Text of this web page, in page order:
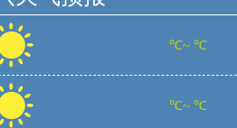
℃~ ℃
℃~ ℃